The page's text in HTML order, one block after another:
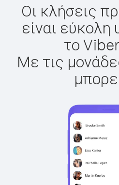
Οι κλήσεις
είναι
το
Με τις